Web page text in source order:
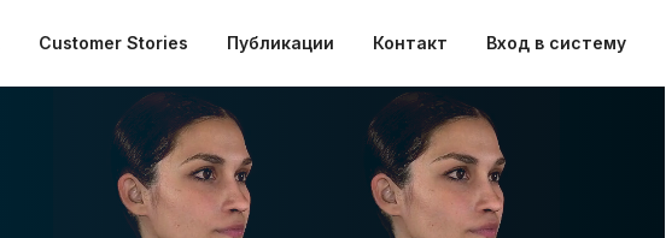
Customer Stories Публикации Контакт Вход в систему